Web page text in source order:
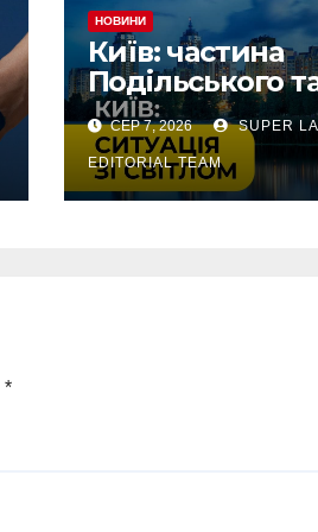
НОВИНИ
Київ: частина
Подільського
Оболонського
районів
без світла
аварію
СЕР 7, 2026 SUPER
EDITORIAL TEAM
*